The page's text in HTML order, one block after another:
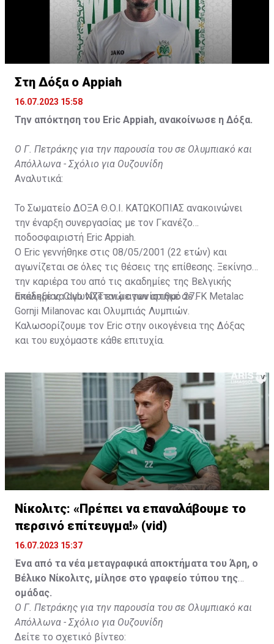
Στη Δόξα ο Appiah
16.07.2023 15:58
Την απόκτηση του Eric Appiah, ανακοίνωσε η Δόξα.
Ο Γ. Πετράκης για την παρουσία του σε Ολυμπιακό και
Απόλλωνα - Σχόλιο για Ουζουνίδη
Αναλυτικά:
Το Σωματείο ΔΟΞΑ Θ.Ο.Ι. ΚΑΤΩΚΟΠΙΑΣ ανακοινώνει
την έναρξη συνεργασίας με τον Γκανέζο
ποδοσφαιριστή Eric Appiah.
Ο Eric γεννήθηκε στις 08/05/2001 (22 ετών) και
αγωνίζεται σε όλες τις θέσεις της επίθεσης. Ξεκίνησε
την καριέρα του από τις ακαδημίες της Βελγικής
ακαδημίας Club NXT ενώ αγωνίστηκε σε FK Metalac
Gornji Milanovac και Ολυμπιάς Λυμπιών.
Επέλεξε να αγωνίζεται με τον αριθμό 27.
Καλωσορίζουμε τον Eric στην οικογένεια της Δόξας
και του ευχόμαστε κάθε επιτυχία.
Νίκολιτς: «Πρέπει να επαναλάβουμε το
περσινό επίτευγμα!» (vid)
16.07.2023 15:37
Ένα από τα νέα μεταγραφικά αποκτήματα του Άρη, ο
Βέλικο Νίκολιτς, μίλησε στο γραφείο τύπου της
ομάδας.
Ο Γ. Πετράκης για την παρουσία του σε Ολυμπιακό και
Απόλλωνα - Σχόλιο για Ουζουνίδη
Δείτε το σχετικό βίντεο: